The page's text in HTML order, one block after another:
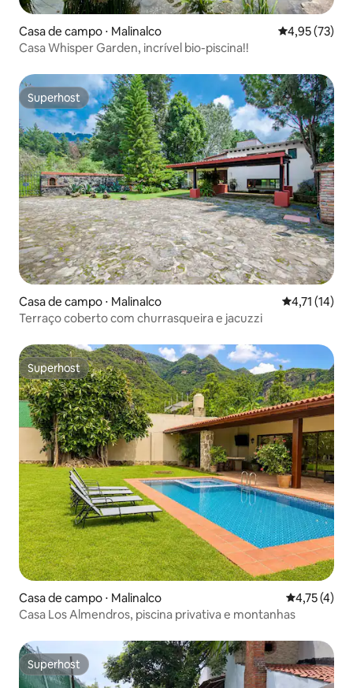
Casa de campo ⋅ Malinalco 4,95 de uma
4,95 (73)
Casa Whisper Garden, incrível bio-piscina!!
Superhost
Superhost
Casa de campo ⋅ Malinalco 4,71 de uma
4,71 (14)
Terraço coberto com churrasqueira e jacuzzi
Superhost
Superhost
Casa de campo ⋅ Malinalco 4,75 de
4,75 (4)
Casa Los Almendros, piscina privativa e montanhas
Superhost
Superhost